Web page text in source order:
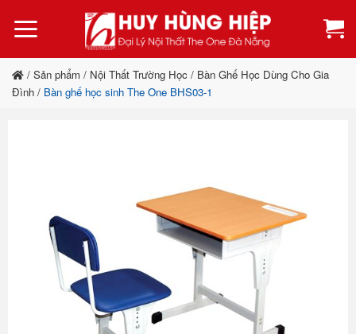
qua
dung
/ Sản phẩm / Nội Thất Trường Học / Bàn Ghế Học Dùng Cho Gia
Đình / Bàn ghế học sinh The One BHS03-1